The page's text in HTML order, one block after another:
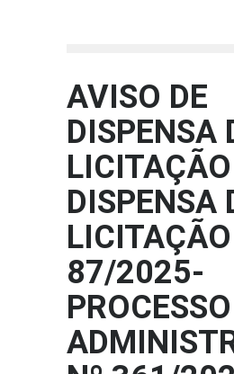
AVISO DE
DISPENSA
DISPENSA
87/2025-
PROCESSO